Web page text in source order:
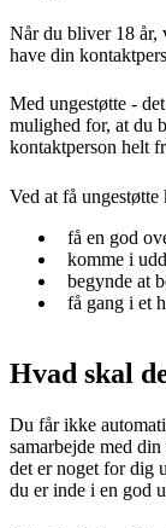
Når du bliver 18 år,
have din
Med ungestøtte -
mulighed for, at du
kontaktperson helt
Ved at få
få en god
komme i
begynde at
få gang i et
Hvad skal
Du får ikke
samarbejde med
det er noget for dig
du er inde i en god